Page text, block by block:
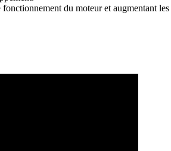
du moteur et augmentant